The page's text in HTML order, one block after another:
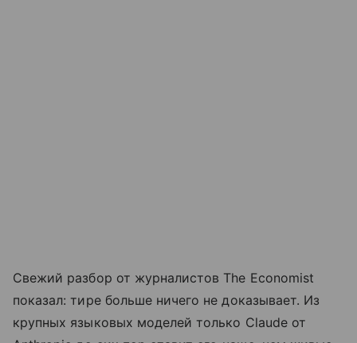
Свежий разбор от журналистов The Economist
показал: тире больше ничего не доказывает. Из
крупных языковых моделей только Claude от